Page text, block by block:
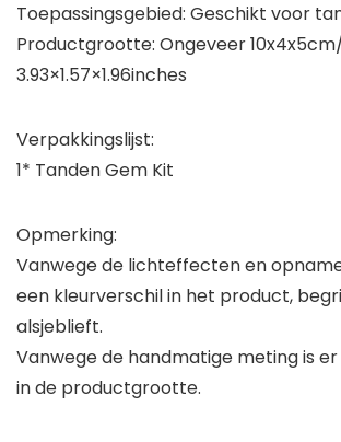
Toepassingsgebied: Geschikt voor
Productgrootte: Ongeveer
3.93×1.57×1.96inches
Verpakkingslijst:
1* Tanden Gem Kit
Opmerking:
Vanwege de lichteffecten en
een kleurverschil in het product,
alsjeblieft.
Vanwege de handmatige meting is
in de productgrootte.